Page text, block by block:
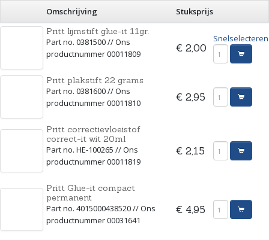
Omschrijving
Stuksprijs
Pritt lijmstift glue-it 11gr.
Part no. 0381500 // Ons
productnummer 00011809
€ 2,00
Snelselecteren
Pritt plakstift 22 grams
Part no. 0381600 // Ons
productnummer 00011810
€ 2,95
Pritt correctievloeistof
correct-it wit 20ml
Part no. HE-100265 // Ons
productnummer 00011819
€ 2,15
Pritt Glue-it compact
permanent
Part no. 4015000438520 // Ons
productnummer 00031641
€ 4,95